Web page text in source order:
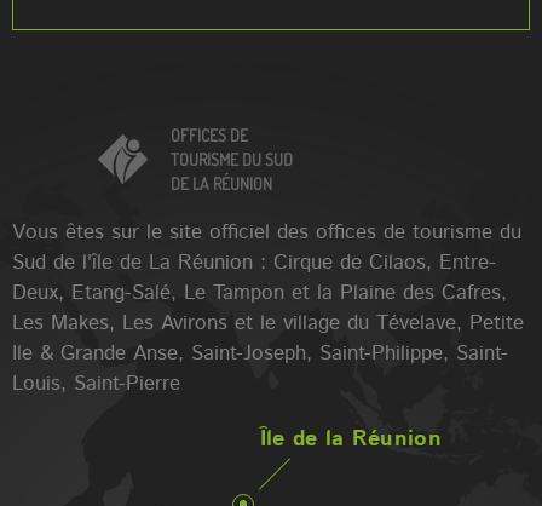
Île de la Réunion
OFFICES DE
TOURISME DU SUD
DE LA RÉUNION
Vous êtes sur le site officiel des offices de tourisme du
Sud de l'île de La Réunion : Cirque de Cilaos, Entre-
Deux, Etang-Salé, Le Tampon et la Plaine des Cafres,
Les Makes, Les Avirons et le village du Tévelave, Petite
Ile & Grande Anse, Saint-Joseph, Saint-Philippe, Saint-
Louis, Saint-Pierre